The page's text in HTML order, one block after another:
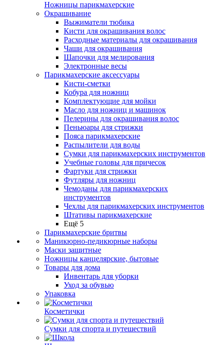
Ножницы парикмахерские
Окрашивание
Выжиматели тюбика
Кисти для окрашивания волос
Расходные материалы для окрашивания
Чаши для окрашивания
Шапочки для мелирования
Электронные весы
Парикмахерские аксессуары
Кисти-сметки
Кобура для ножниц
Комплектующие для мойки
Масло для ножниц и машинок
Пелерины для окрашивания волос
Пеньюары для стрижки
Пояса парикмахерские
Распылители для воды
Сумки для парикмахерских инструментов
Учебные головы для причесок
Фартуки для стрижки
Футляры для ножниц
Чемоданы для парикмахерских
инструментов
Чехлы для парикмахерских инструментов
Штативы парикмахерские
Ещё 5
Парикмахерские бритвы
Маникюрно-педикюрные наборы
Маски защитные
Ножницы канцелярские, бытовые
Товары для дома
Инвентарь для уборки
Уход за обувью
Упаковка
Косметички
Сумки для спорта и путешествий